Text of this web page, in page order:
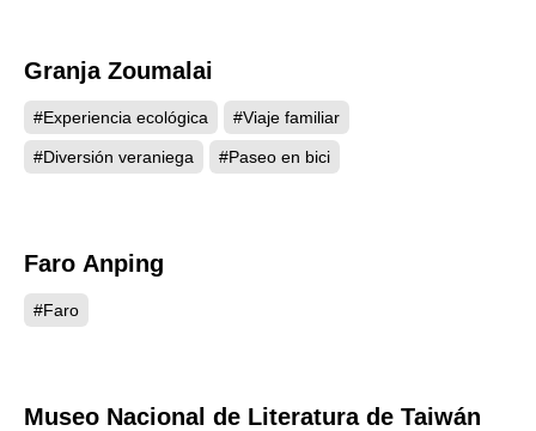
Granja Zoumalai
#Experiencia ecológica #Viaje familiar
#Diversión veraniega #Paseo en bici
Faro Anping
#Faro
1075
Museo Nacional de Literatura de Taiwán